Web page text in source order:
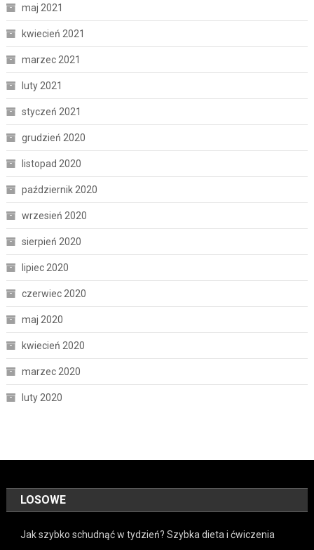
maj 2021
kwiecień 2021
marzec 2021
luty 2021
styczeń 2021
grudzień 2020
listopad 2020
październik 2020
wrzesień 2020
sierpień 2020
lipiec 2020
czerwiec 2020
maj 2020
kwiecień 2020
marzec 2020
luty 2020
LOSOWE
Jak szybko schudnąć w tydzień? Szybka dieta i ćwiczenia